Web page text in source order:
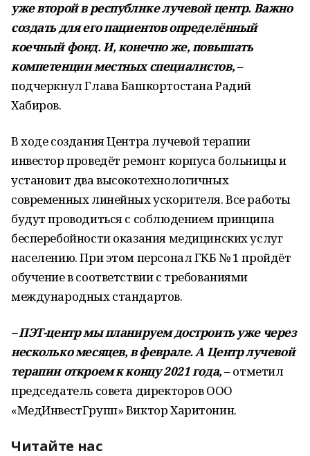
уже второй в республике лучевой центр. Важно
создать для его пациентов определённый
коечный фонд. И, конечно же, повышать
компетенции местных специалистов,–
подчеркнул Глава Башкортостана Радий
Хабиров.
В ходе создания Центра лучевой терапии
инвестор проведёт ремонт корпуса больницы и
установит два высокотехнологичных
современных линейных ускорителя. Все работы
будут проводиться с соблюдением принципа
бесперебойности оказания медицинских услуг
населению. При этом персонал ГКБ № 1 пройдёт
обучение в соответствии с требованиями
международных стандартов.
– ПЭТ-центр мы планируем достроить уже через
несколько месяцев, в феврале. А Центр лучевой
терапии откроем к концу 2021 года,– отметил
председатель совета директоров ООО
«МедИнвестГрупп» Виктор Харитонин.
Читайте нас